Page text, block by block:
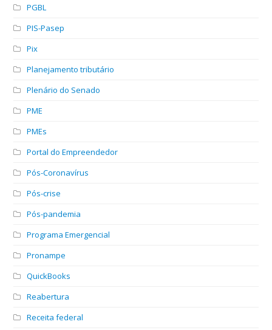
PGBL
PIS-Pasep
Pix
Planejamento tributário
Plenário do Senado
PME
PMEs
Portal do Empreendedor
Pós-Coronavírus
Pós-crise
Pós-pandemia
Programa Emergencial
Pronampe
QuickBooks
Reabertura
Receita federal